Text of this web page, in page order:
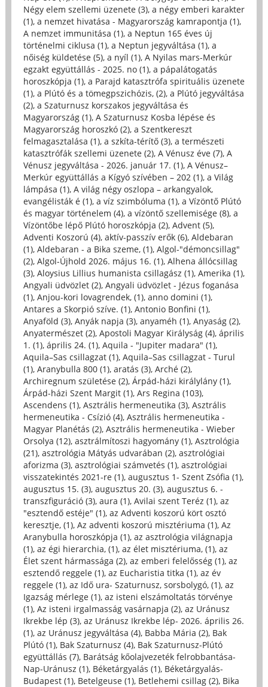
Négy elem szellemi üzenete (3), a négy emberi karakter
(1), a nemzet hivatása - Magyarország kamrapontja (1),
A nemzet immunitása (1), a Neptun 165 éves új
történelmi ciklusa (1), a Neptun jegyváltása (1), a
nőiség küldetése (5), a nyíl (1), A Nyilas mars-Merkúr
egzakt együttállás - 2025. no (1), a pápalátogatás
horoszkópja (1), a Parajd katasztrófa spirituális üzenete
(1), a Plútó és a tömegpszichózis, (2), a Plútó jegyváltása
(2), a Szaturnusz korszakos jegyváltása és
Magyarország (1), A Szaturnusz Kosba lépése és
Magyarország horoszkó (2), a Szentkereszt
felmagasztalása (1), a szkíta-térítő (3), a természeti
katasztrófák szellemi üzenete (2), A Vénusz éve (7), A
Vénusz jegyváltása - 2026. január 17. (1), A Vénusz–
Merkúr együttállás a Kígyó szívében – 202 (1), a Világ
lámpása (1), A világ négy oszlopa – arkangyalok,
evangélisták é (1), a víz szimbóluma (1), a Vízöntő Plútó
és magyar történelem (4), a vízöntő szellemisége (8), a
Vízöntőbe lépő Plútó horoszkópja (2), Advent (5),
Adventi Koszorú (4), aktív-passzív erők (6), Aldebaran
(1), Aldebaran - a Bika szeme, (1), Algol-"démoncsillag"
(2), Algol-Újhold 2026. május 16. (1), Alhena állócsillag
(3), Aloysius Lillius humanista csillagász (1), Amerika (1),
Angyali üdvözlet (2), Angyali üdvözlet - Jézus foganása
(1), Anjou-kori lovagrendek, (1), anno domini (1),
Antares a Skorpió szíve. (1), Antonio Bonfini (1),
Anyaföld (3), Anyák napja (3), anyaméh (1), Anyaság (2),
Anyatermészet (2), Apostoli Magyar Királyság (4), április
1. (1), április 24. (1), Aquila - "Jupiter madara" (1),
Aquila–Sas csillagzat (1), Aquila–Sas csillagzat - Turul
(1), Aranybulla 800 (1), aratás (3), Arché (2),
Archiregnum születése (2), Árpád-házi királylány (1),
Árpád-házi Szent Margit (1), Ars Regina (103),
Ascendens (1), Asztrális hermeneutika (3), Asztrális
hermeneutika - Csízió (4), Asztrális hermeneutika -
Magyar Planétás (2), Asztrális hermeneutika - Wieber
Orsolya (12), asztrálmítoszi hagyomány (1), Asztrológia
(21), asztrológia Mátyás udvarában (2), asztrológiai
aforizma (3), asztrológiai számvetés (1), asztrológiai
visszatekintés 2021-re (1), augusztus 1- Szent Zsófia (1),
augusztus 15. (3), augusztus 20. (3), augusztus 6. -
transzfiguráció (3), aura (1), Avilai szent Teréz (1), az
"esztendő estéje" (1), az Adventi koszorú kört osztó
keresztje, (1), Az adventi koszorú misztériuma (1), Az
Aranybulla horoszkópja (1), az asztrológia világnapja
(1), az égi hierarchia, (1), az élet misztériuma, (1), az
Élet szent hármassága (2), az emberi felelősség (1), az
esztendő reggele (1), az Eucharistia titka (1), az év
reggele (1), az Idő ura- Szaturnusz, sorsbolygó, (1), az
Igazság mérlege (1), az isteni elszámoltatás törvénye
(1), Az isteni irgalmasság vasárnapja (2), az Uránusz
Ikrekbe lép (3), az Uránusz Ikrekbe lép- 2026. április 26.
(1), az Uránusz jegyváltása (4), Babba Mária (2), Bak
Plútó (1), Bak Szaturnusz (4), Bak Szaturnusz-Plútó
együttállás (7), Barátság kőolajvezeték felrobbantása-
Nap-Uránusz (1), Béketárgyalás (1), Béketárgyalás-
Budapest (1), Betelgeuse (1), Betlehemi csillag (2), Bika